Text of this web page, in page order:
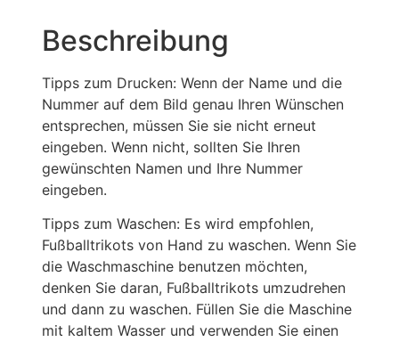
Beschreibung
Tipps zum Drucken: Wenn der Name und die
Nummer auf dem Bild genau Ihren Wünschen
entsprechen, müssen Sie sie nicht erneut
eingeben. Wenn nicht, sollten Sie Ihren
gewünschten Namen und Ihre Nummer
eingeben.
Tipps zum Waschen: Es wird empfohlen,
Fußballtrikots von Hand zu waschen. Wenn Sie
die Waschmaschine benutzen möchten,
denken Sie daran, Fußballtrikots umzudrehen
und dann zu waschen. Füllen Sie die Maschine
mit kaltem Wasser und verwenden Sie einen